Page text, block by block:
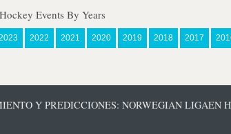
Events By Years
2022 2021 2020 2019 2018 2017
Y PREDICCIONES: NORWEGIAN LIGAEN